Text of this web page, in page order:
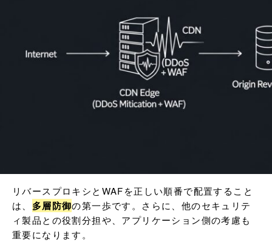
リバースプロキシとWAFを正しい順番で配置すること
は、 多層防御の第一歩です。さらに、他のセキュリテ
ィ製品との役割分担や、アプリケーション側の考慮も
重要になります。